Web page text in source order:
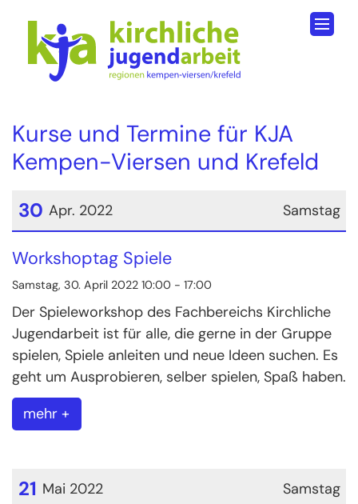
Kurse und Termine für KJA
Kempen-Viersen und Krefeld
Samstag
30 Apr. 2022
Datum: 30. April 2022
Workshoptag Spiele
Samstag, 30. April 2022 10:00 - 17:00
Der Spieleworkshop des Fachbereichs Kirchliche
Jugendarbeit ist für alle, die gerne in der Gruppe
spielen, Spiele anleiten und neue Ideen suchen. Es
geht um Ausprobieren, selber spielen, Spaß haben.
mehr +
Samstag
21 Mai 2022